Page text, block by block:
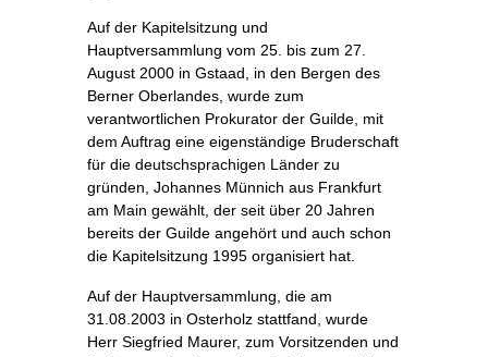
Auf der Kapitelsitzung und
Hauptversammlung vom 25. bis zum 27.
August 2000 in Gstaad, in den Bergen des
Berner Oberlandes, wurde zum
verantwortlichen Prokurator der Guilde, mit
dem Auftrag eine eigenständige Bruderschaft
für die deutschsprachigen Länder zu
gründen, Johannes Münnich aus Frankfurt
am Main gewählt, der seit über 20 Jahren
bereits der Guilde angehört und auch schon
die Kapitelsitzung 1995 organisiert hat.
Auf der Hauptversammlung, die am
31.08.2003 in Osterholz stattfand, wurde
Herr Siegfried Maurer, zum Vorsitzenden und